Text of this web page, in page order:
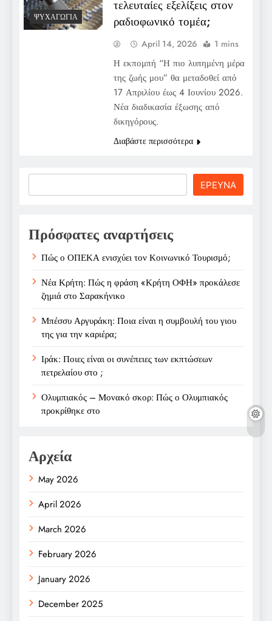
ΨΥΧΑΓΩΓΊΑ
τελευταίες εξελίξεις στον
ραδιοφωνικό τομέα;
April 14, 2026 1 mins
Η εκπομπή “Η πιο λυπημένη μέρα
της ζωής μου” θα μεταδοθεί από
17 Απριλίου έως 4 Ιουνίου 2026.
Νέα διαδικασία έξωσης από
δικηγόρους.
Διαβάστε περισσότερα
ΕΡΕΥΝΑ
Πρόσφατες αναρτήσεις
Πώς ο ΟΠΕΚΑ ενισχύει τον Κοινωνικό Τουρισμό;
Νέα Κρήτη: Πώς η φράση «Κρήτη ΟΦΗ» προκάλεσε
ζημιά στο Σαρακήνικο
Μπέσσυ Αργυράκη: Ποια είναι η συμβουλή του γιου
της για την καριέρα;
Ιράκ: Ποιες είναι οι συνέπειες των εκπτώσεων
πετρελαίου στο ;
Ολυμπιακός – Μονακό σκορ: Πώς ο Ολυμπιακός
προκρίθηκε στο
Αρχεία
May 2026
April 2026
March 2026
February 2026
January 2026
December 2025